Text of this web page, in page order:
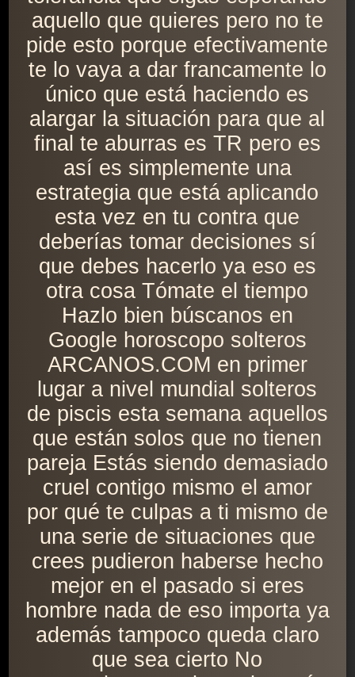
aquello que quieres pero no te
pide esto porque efectivamente
te lo vaya a dar francamente lo
único que está haciendo es
alargar la situación para que al
final te aburras es TR pero es
así es simplemente una
estrategia que está aplicando
esta vez en tu contra que
deberías tomar decisiones sí
que debes hacerlo ya eso es
otra cosa Tómate el tiempo
Hazlo bien búscanos en
Google horoscopo solteros
ARCANOS.COM en primer
lugar a nivel mundial solteros
de piscis esta semana aquellos
que están solos que no tienen
pareja Estás siendo demasiado
cruel contigo mismo el amor
por qué te culpas a ti mismo de
una serie de situaciones que
crees pudieron haberse hecho
mejor en el pasado si eres
hombre nada de eso importa ya
además tampoco queda claro
que sea cierto No